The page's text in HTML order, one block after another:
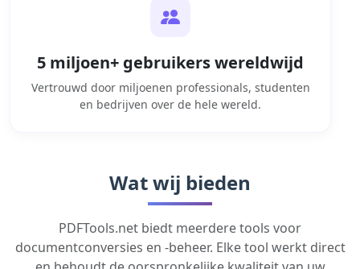
5 miljoen+ gebruikers wereldwijd
Vertrouwd door miljoenen professionals, studenten
en bedrijven over de hele wereld.
Wat wij bieden
PDFTools.net biedt meerdere tools voor
documentconversies en -beheer. Elke tool werkt direct